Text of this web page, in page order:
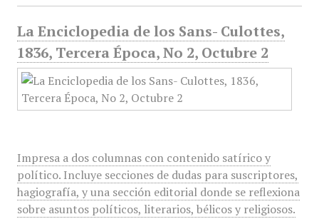
La Enciclopedia de los Sans- Culottes,
1836, Tercera Época, No 2, Octubre 2
Impresa a dos columnas con contenido satírico y
político. Incluye secciones de dudas para suscriptores,
hagiografía, y una sección editorial donde se reflexiona
sobre asuntos políticos, literarios, bélicos y religiosos.